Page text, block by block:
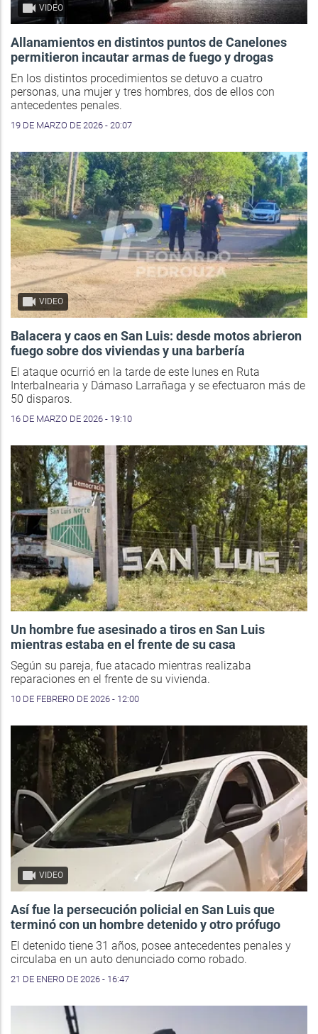
VIDEO
Allanamientos en distintos puntos de Canelones
permitieron incautar armas de fuego y drogas
En los distintos procedimientos se detuvo a cuatro
personas, una mujer y tres hombres, dos de ellos con
antecedentes penales.
19 DE MARZO DE 2026 - 20:07
VIDEO
Balacera y caos en San Luis: desde motos abrieron
fuego sobre dos viviendas y una barbería
El ataque ocurrió en la tarde de este lunes en Ruta
Interbalnearia y Dámaso Larrañaga y se efectuaron más de
50 disparos.
16 DE MARZO DE 2026 - 19:10
Un hombre fue asesinado a tiros en San Luis
mientras estaba en el frente de su casa
Según su pareja, fue atacado mientras realizaba
reparaciones en el frente de su vivienda.
10 DE FEBRERO DE 2026 - 12:00
VIDEO
Así fue la persecución policial en San Luis que
terminó con un hombre detenido y otro prófugo
El detenido tiene 31 años, posee antecedentes penales y
circulaba en un auto denunciado como robado.
21 DE ENERO DE 2026 - 16:47